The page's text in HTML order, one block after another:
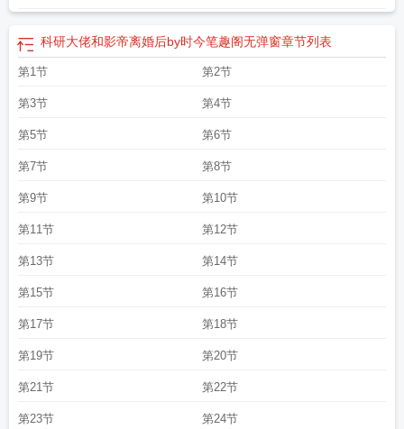
科研大佬和影帝离婚后by时今笔趣阁无弹窗章节列表
第1节 第2节
第3节 第4节
第5节 第6节
第7节 第8节
第9节 第10节
第11节 第12节
第13节 第14节
第15节 第16节
第17节 第18节
第19节 第20节
第21节 第22节
第23节 第24节